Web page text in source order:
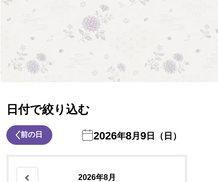
日付で絞り込む
前の日 2026年8月 9 日（日）
2026年8月